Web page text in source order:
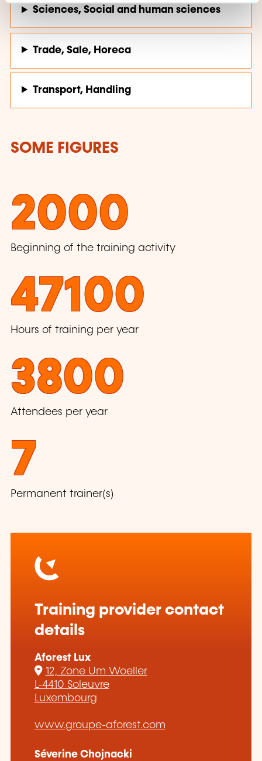
Sciences, Social and human sciences
Trade, Sale, Horeca
Transport, Handling
SOME FIGURES
2000
Beginning of the training activity
47100
Hours of training per year
3800
Attendees per year
7
Permanent trainer(s)
Training provider contact
details
Aforest Lux
12, Zone Um Woeller
L-4410 Soleuvre
Luxembourg
www.groupe-aforest.com
Séverine Chojnacki